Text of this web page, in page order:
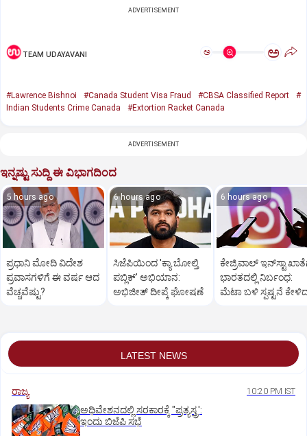
ADVERTISEMENT
TEAM UDAYAVANI ಅ ಅ
#Lawrence Bishnoi #Canada Student Visa Fraud #CBSA Classified Report
#
Indian Students Crime Canada
#Extortion Racket Canada
ADVERTISEMENT
ಇನ್ನಷ್ಟು ಸುದ್ದಿ ಈ ವಿಭಾಗದಿಂದ
5 hours ago
ಪ್ರಧಾನಿ ಮೋದಿ ವಿದೇಶ
ಪ್ರವಾಸಗಳಿಗೆ ಈ ವರ್ಷ ಆದ
ವೆಚ್ಚವೆಷ್ಟು?
6 hours ago
ಸಿಜೆಪಿಯಿಂದ 'ಕ್ಯಾ ಬೋಲ್ತಿ
ಪಬ್ಲಿಕ್' ಅಭಿಯಾನ:
ಅಭಿಜೀತ್ ದೀಪ್ಕೆ ಘೋಷಣೆ
6 hours ago
ಕೇಜ್ರಿವಾಲ್‌ ಇನ್‌ಸ್ಟಾ
ಭಾರತದಲ್ಲಿ ನಿರ್ಬಂಧ:
ಮೆಟಾ ಬಳಿ ಸ್ಪಷ್ಟನೆ
LATEST NEWS
ರಾಜ್ಯ 10:20 PM IST
ಅಧಿವೇಶನದಲ್ಲಿ ಸರಕಾರಕ್ಕೆ "ಪ್ರತ್ಯಸ್ತ್ರ':
ಇಂದು ಬಿಜೆಪಿ ಸಭೆ